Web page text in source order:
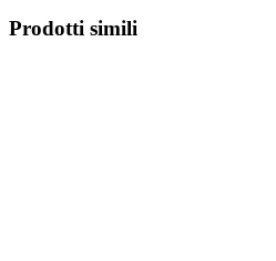
Prodotti simili